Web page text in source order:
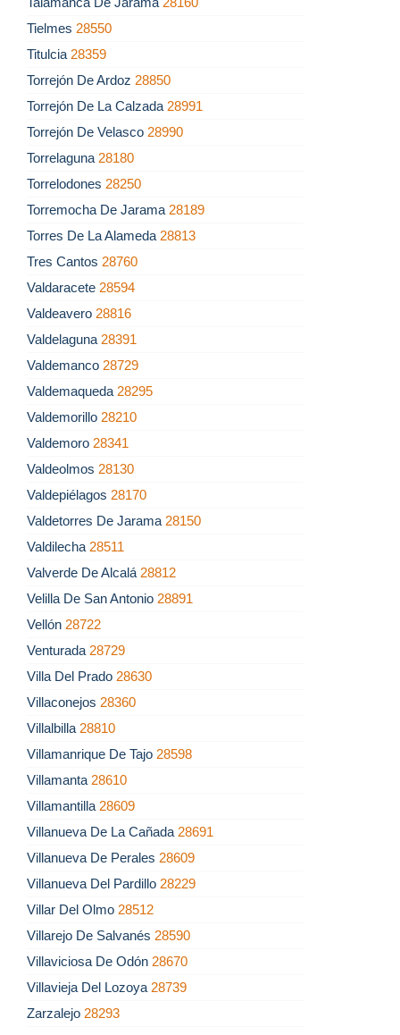
Tielmes 28550
Titulcia 28359
Torrejón De Ardoz 28850
Torrejón De La Calzada 28991
Torrejón De Velasco 28990
Torrelaguna 28180
Torrelodones 28250
Torremocha De Jarama 28189
Torres De La Alameda 28813
Tres Cantos 28760
Valdaracete 28594
Valdeavero 28816
Valdelaguna 28391
Valdemanco 28729
Valdemaqueda 28295
Valdemorillo 28210
Valdemoro 28341
Valdeolmos 28130
Valdepiélagos 28170
Valdetorres De Jarama 28150
Valdilecha 28511
Valverde De Alcalá 28812
Velilla De San Antonio 28891
Vellón 28722
Venturada 28729
Villa Del Prado 28630
Villaconejos 28360
Villalbilla 28810
Villamanrique De Tajo 28598
Villamanta 28610
Villamantilla 28609
Villanueva De La Cañada 28691
Villanueva De Perales 28609
Villanueva Del Pardillo 28229
Villar Del Olmo 28512
Villarejo De Salvanés 28590
Villaviciosa De Odón 28670
Villavieja Del Lozoya 28739
Zarzalejo 28293